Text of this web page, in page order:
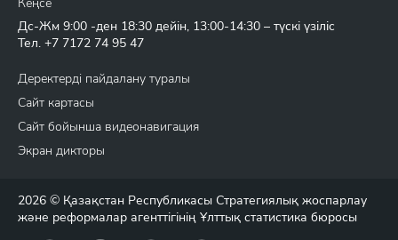
Дс-Жм 9:00 -ден 18:30 дейін, 13:00-14:30 – түскі үзіліс
Тел. +7 7172 74 95 47
Деректерді пайдалану туралы
Сайт картасы
Сайт бойынша видеонавигация
Экран дикторы
2026 © Қазақстан Республикасы Стратегиялық жоспарлау
және реформалар агенттігінің Ұлттық статистика бюросы